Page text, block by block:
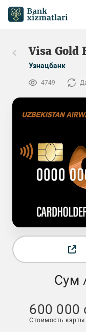
Visa
Узнацбанк
4749
Сум
600 000
Стоимость карты